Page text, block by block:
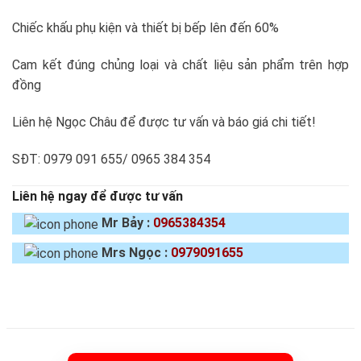
Chiếc khấu phụ kiện và thiết bị bếp lên đến 60%
Cam kết đúng chủng loại và chất liệu sản phẩm trên hợp
đồng
Liên hệ Ngọc Châu để được tư vấn và báo giá chi tiết!
SĐT: 0979 091 655/ 0965 384 354
Liên hệ ngay để được tư vấn
Mr Bảy : 0965384354
Mrs Ngọc : 0979091655